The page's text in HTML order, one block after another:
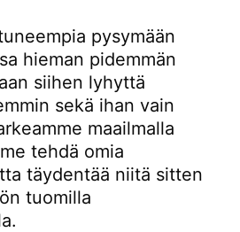
pysymään
hieman pidemmän
siihen lyhyttä
sekä ihan vain
maailmalla
tehdä omia
täydentää niitä sitten
tuomilla